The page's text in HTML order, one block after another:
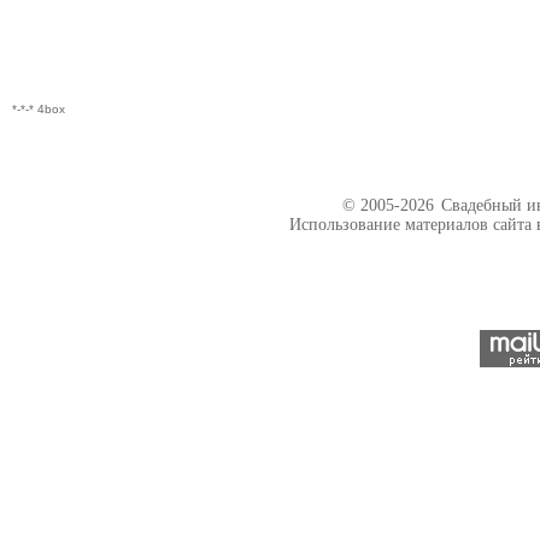
*-*-* 4box
© 2005-2026 Свадебный
Использование материалов